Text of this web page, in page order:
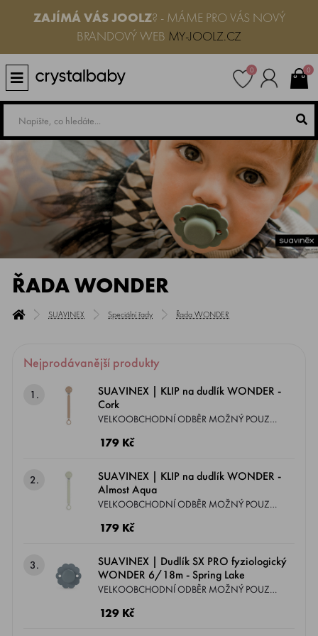
ZAJÍMÁ VÁS JOOLZ? - MÁME PRO VÁS NOVÝ
BRANDOVÝ WEB MY-JOOLZ.CZ
0 0
ŘADA WONDER
SUAVINEX Speciální řady Řada WONDER
Nejprodávanější produkty
1.
SUAVINEX | KLIP na dudlík WONDER -
Cork
VELKOOBCHODNÍ ODBĚR MOŽNÝ POUZE
DLE PODMÍNEK ZASLANÝCH EMAILEM.
a barevnost v jednom. Klip se silikonovou
hlavou, plochým páskem a silikonovým
připnout.
179 Kč
2.
SUAVINEX | KLIP na dudlík WONDER -
Almost Aqua
VELKOOBCHODNÍ ODBĚR MOŽNÝ POUZE
DLE PODMÍNEK ZASLANÝCH EMAILEM.
a barevnost v jednom. Klip se silikonovou
hlavou, plochým páskem a silikonovým
připnout.
179 Kč
3.
SUAVINEX | Dudlík SX PRO fyziologický
WONDER 6/18m - Spring Lake
VELKOOBCHODNÍ ODBĚR MOŽNÝ POUZE
DLE PODMÍNEK ZASLANÝCH EMAILEM.
129 Kč